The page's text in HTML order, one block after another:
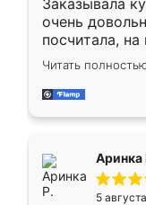
Заказывала
очень
посчитала,
Замерщик
делу со всей
за день,
Читать
Аринка
5